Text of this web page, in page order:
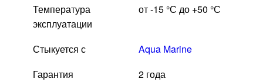
Температура
эксплуатации
от -15 °С до +50 °С
Стыкуется с
Aqua Marine
Гарантия
2 года